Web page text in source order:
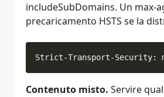
includeSubDomains. Un max-
precaricamento HSTS se la
Contenuto misto. Servire